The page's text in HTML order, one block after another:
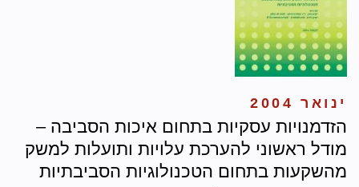
ינואר 2004
הזדמנויות עסקיות בתחום איכות הסביבה –
מודל ראשוני להערכת עלויות ותועלות למשק
מהשקעות בתחום הטכנולוגיות הסביבתיות